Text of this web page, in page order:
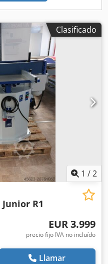
Clasificado
1 /2
Junior R1
EUR 3.999
precio fijo IVA no incluído
Llamar